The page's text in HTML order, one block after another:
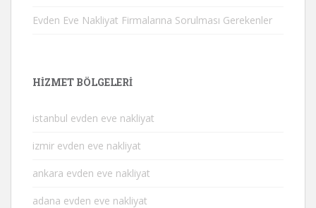
Evden Eve Nakliyat Firmalarına Sorulması Gerekenler
HIZMET BÖLGELERI
istanbul evden eve nakliyat
izmir evden eve nakliyat
ankara evden eve nakliyat
adana evden eve nakliyat